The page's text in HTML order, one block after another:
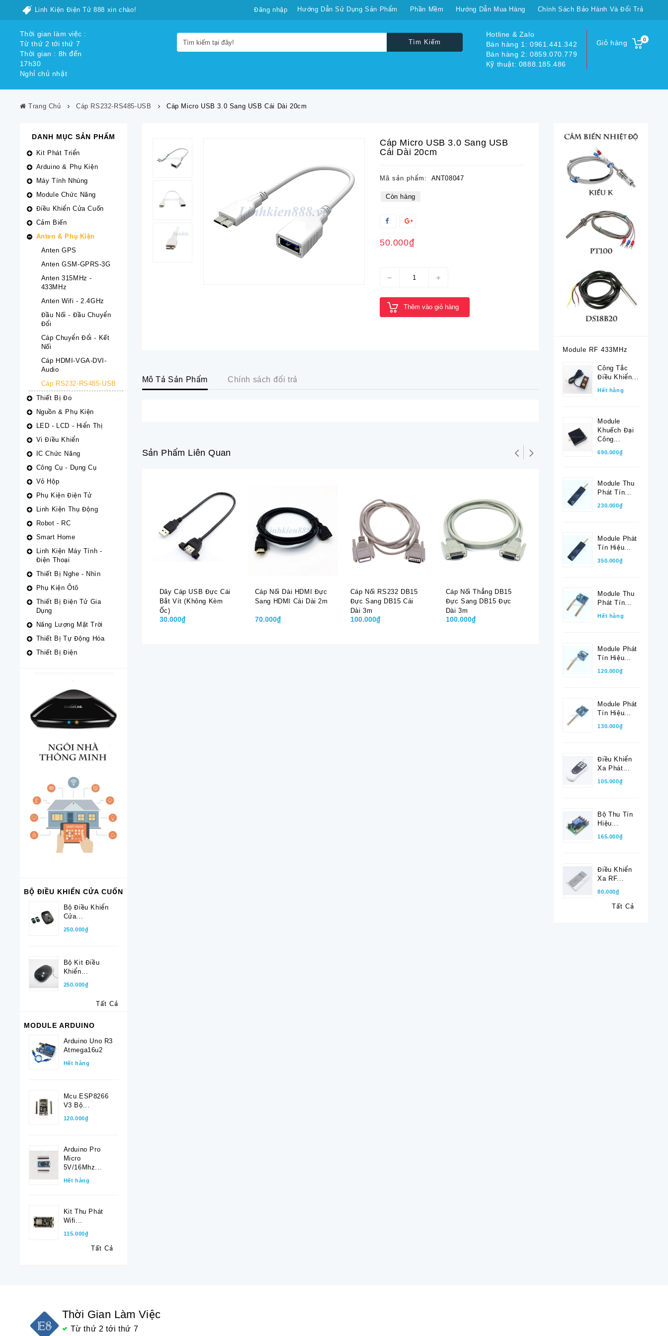
Linh Kiện Điện Tử 888 xin chào! Hướng Dẫn Sử Dụng Sản Phẩm Phần Mềm Hướng Dẫn Mua Hàng Chính Sách Bảo Hành Và Đổi Trả
Đăng nhập
Thời gian làm việc :
Từ thứ 2 tới thứ 7
Thời gian : 8h đến
17h30
Nghỉ chủ nhật
Giỏ hàng 0
Hotline & Zalo
Bán hàng 1: 0961.441.342
Bán hàng 2: 0859.070.779
Kỹ thuật: 0888.185.486
Tìm Kiếm
Trang Chủ Cáp RS232-RS485-USB Cáp Micro USB 3.0 Sang USB Cái Dài 20cm
DANH MỤC SẢN PHẨM
Kit Phát Triển
Arduino & Phụ Kiện
Máy Tính Nhúng
Module Chức Năng
Điều Khiển Cửa Cuốn
Cảm Biến
Anten & Phụ Kiện
Anten GPS
Anten GSM-GPRS-3G
Anten 315MHz -
433MHz
Anten Wifi - 2.4GHz
Đầu Nối - Đầu Chuyển
Đổi
Cáp Chuyển Đổi - Kết
Nối
Cáp HDMI-VGA-DVI-
Audio
Cáp RS232-RS485-USB
Thiết Bị Đo
Nguồn & Phụ Kiện
LED - LCD - Hiển Thị
Vi Điều Khiển
IC Chức Năng
Công Cụ - Dụng Cụ
Vỏ Hộp
Phụ Kiện Điện Tử
Linh Kiện Thụ Động
Robot - RC
Smart Home
Linh Kiện Máy Tính -
Điện Thoại
Thiết Bị Nghe - Nhìn
Phụ Kiện Ôtô
Thiết Bị Điện Tử Gia
Dụng
Năng Lượng Mặt Trời
Thiết Bị Tự Động Hóa
Thiết Bị Điện
BỘ ĐIỀU KHIỂN CỬA CUỐN
Bộ Điều Khiển
Cửa...
250.000₫
Bộ Kit Điều
Khiển...
250.000₫
Tất Cả
MODULE ARDUINO
Arduino Uno R3
Atmega16u2
Hết hàng
Mcu ESP8266
V3 Bộ...
120.000₫
Arduino Pro
Micro
5V/16Mhz...
Hết hàng
Kit Thu Phát
Wifi...
115.000₫
Tất Cả
Cáp Micro USB 3.0 Sang USB
Cái Dài 20cm
Mã sản phẩm: ANT08047
Còn hàng
50.000₫
Thêm vào giỏ hàng
Mô Tả Sản Phẩm Chính sách đổi trả
Sản Phẩm Liên Quan
Dây Cáp USB Đực Cái
Bắt Vít (Không Kèm
Ốc)
30.000₫
Cáp Nối Dài HDMI Đực
Sang HDMI Cái Dài 2m
70.000₫
Cáp Nối RS232 DB15
Đực Sang DB15 Cái
Dài 3m
100.000₫
Cáp Nối Thẳng DB15
Đực Sang DB15 Đực
Dài 3m
100.000₫
Cáp Chuyển Đổi USB
2.0 Đực Sang USB 2.0
Đực 30cm
Module RF 433MHz
Công Tắc
Điều Khiển...
Hết hàng
Module
Khuếch Đại
Công...
690.000₫
Module Thu
Phát Tín...
230.000₫
Module Phát
Tín Hiệu...
350.000₫
Module Thu
Phát Tín...
Hết hàng
Module Phát
Tín Hiệu...
120.000₫
Module Phát
Tín Hiệu...
130.000₫
Điều Khiển
Xa Phát...
105.000₫
Bộ Thu Tín
Hiệu...
165.000₫
Điều Khiển
Xa RF...
80.000₫
Tất Cả
Thời Gian Làm Việc
Từ thứ 2 tới thứ 7